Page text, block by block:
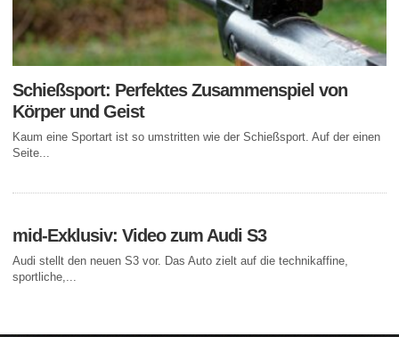
Schießsport: Perfektes Zusammenspiel von
Körper und Geist
Kaum eine Sportart ist so umstritten wie der Schießsport. Auf der einen
Seite...
mid-Exklusiv: Video zum Audi S3
Audi stellt den neuen S3 vor. Das Auto zielt auf die technikaffine,
sportliche,...